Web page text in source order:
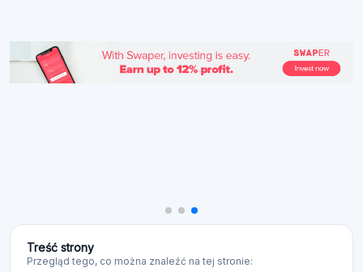
Treść strony
Przegląd tego, co można znaleźć na tej stronie: